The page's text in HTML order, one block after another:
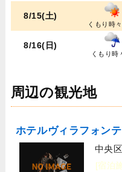
8/15(土)
くもり時
8/16(日)
くもり時
周辺の観光地
ホテルヴィラフォン
中央
[宿泊